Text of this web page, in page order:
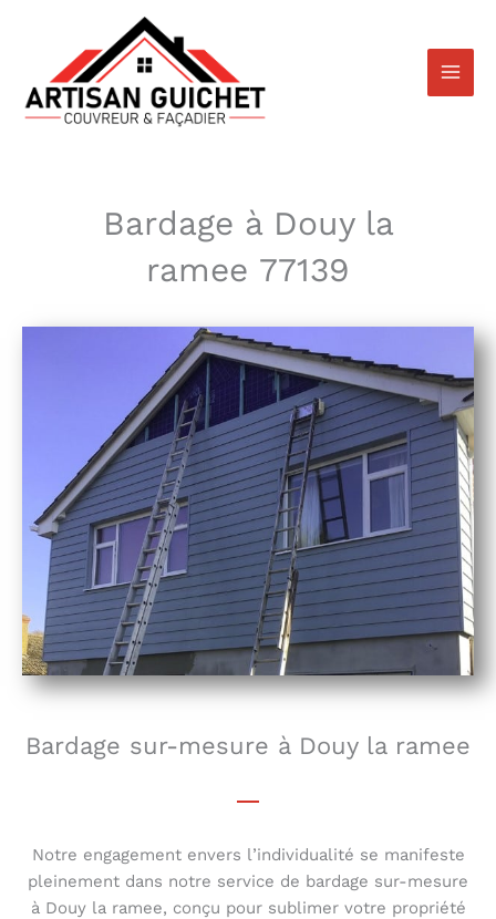
contenu
Bardage à Douy la
ramee 77139
Bardage sur-mesure à Douy la ramee
Notre engagement envers l’individualité se manifeste
pleinement dans notre service de bardage sur-mesure
à Douy la ramee, conçu pour sublimer votre propriété